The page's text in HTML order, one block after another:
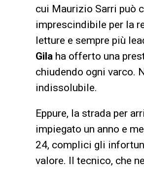
cui Maurizio Sarri può
imprescindibile per la
letture e sempre più
Gila ha offerto una
chiudendo ogni varco.
indissolubile.
Eppure, la strada per
impiegato un anno e
24, complici gli
valore. Il tecnico, che